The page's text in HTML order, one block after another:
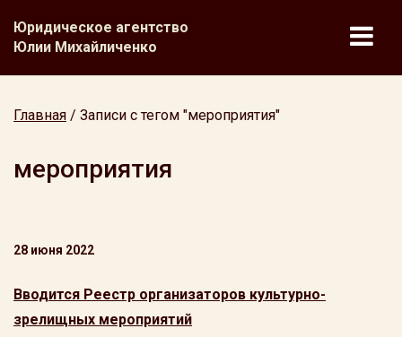
Юридическое агентство
Юлии Михайличенко
Главная / Записи с тегом "мероприятия"
мероприятия
28 июня 2022
Вводится Реестр организаторов культурно-
зрелищных мероприятий